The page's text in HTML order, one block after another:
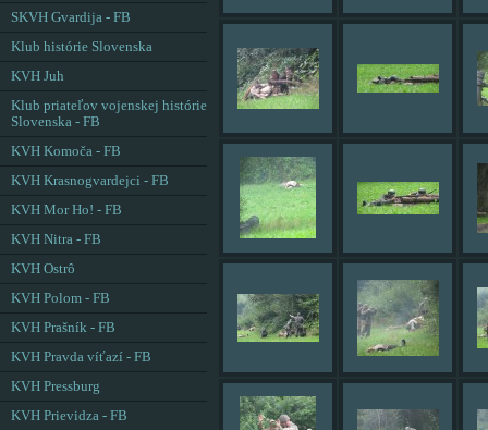
SKVH Gvardija - FB
Klub histórie Slovenska
KVH Juh
Klub priateľov vojenskej histórie
Slovenska - FB
KVH Komoča - FB
KVH Krasnogvardejci - FB
KVH Mor Ho! - FB
KVH Nitra - FB
KVH Ostrô
KVH Polom - FB
KVH Prašník - FB
KVH Pravda víťazí - FB
KVH Pressburg
KVH Prievidza - FB